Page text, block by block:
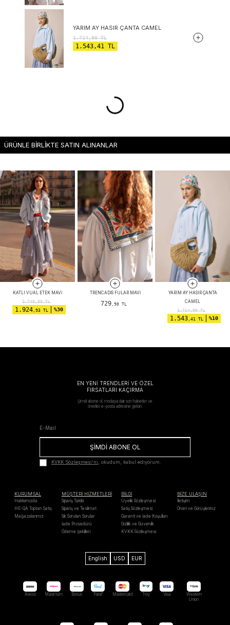
YARIM AY HASIR ÇANTA CAMEL
1.714,90TL
1.543,41 TL
ÜRÜNLE BİRLİKTE SATIN ALINANLAR
KATLI VUAL ETEK MAVI
2.749,90TL
1.924,93 TL %30
TRENCADIS FULAR MAVI
729 ,90 TL
YARIM AY HASIR ÇANTA
CAMEL
1.714,90TL
1.543,41 TL %10
EN YENİ TRENDLERİ VE ÖZEL
FIRSATLARI KAÇIRMA
Şimdi abone ol, modaya dair son haberler ve
öneriler e-posta adresine gelsin.
ŞİMDİ ABONE OL
KVKK Sözleşmesi'ni, okudum, kabul ediyorum.
KURUMSAL
Hakkımızda
HE-QA Toptan Satış
Mağazalarımız
MÜŞTERİ HİZMETLERİ
Sipariş Takibi
Sipariş ve Teslimat
Sık Sorulan Sorular
İade Prosedürü
Ödeme Şekilleri
BİLGİ
Üyelik Sözleşmesi
Satış Sözleşmesi
Garanti ve İade Koşulları
Gizlilik ve Güvenlik
KVKK Sözleşmesi
BİZE ULAŞIN
İletişim
Öneri ve Görüşleriniz
English USD EUR
Axess Maximum Bonus Paraf Mastercard Troy Visa
Western
Unıon